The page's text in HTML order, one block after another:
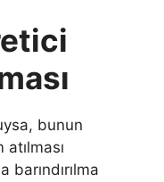
bunun
barındırılma